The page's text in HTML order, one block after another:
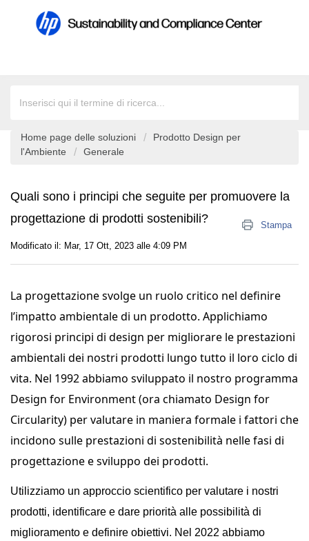
Home page delle soluzioni
Prodotto Design per
l'Ambiente
Generale
Quali sono i principi che seguite per promuovere la
progettazione di prodotti sostenibili?
Stampa
Modificato il: Mar, 17 Ott, 2023 alle 4:09 PM
La progettazione svolge un ruolo critico nel definire
l’impatto ambientale di un prodotto. Applichiamo
rigorosi principi di design per migliorare le prestazioni
ambientali dei nostri prodotti lungo tutto il loro ciclo di
vita. Nel 1992 abbiamo sviluppato il nostro programma
Design for Environment (ora chiamato Design for
Circularity) per valutare in maniera formale i fattori che
incidono sulle prestazioni di sostenibilità nelle fasi di
progettazione e sviluppo dei prodotti.
Utilizziamo un approccio scientifico per valutare i nostri
prodotti, identificare e dare priorità alle possibilità di
miglioramento e definire obiettivi. Nel 2022 abbiamo